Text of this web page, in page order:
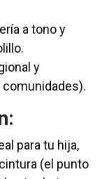
a tono y
y
para tu hija,
(el punto